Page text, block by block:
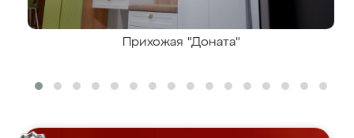
Прихожая "Доната"